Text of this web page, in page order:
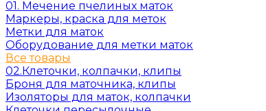
01. Мечение пчелиных маток
Маркеры, краска для меток
Метки для маток
Оборудование для метки маток
Все товары
02.Клеточки, колпачки, клипы
Броня для маточника, клипы
Изоляторы для маток, колпачки